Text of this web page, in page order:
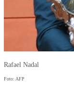
Rafael Nadal
Foto: AFP